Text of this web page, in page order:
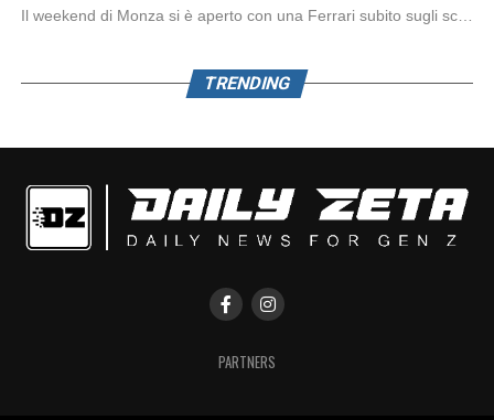
Il weekend di Monza si è aperto con una Ferrari subito sugli scudi. Nella prima […]
TRENDING
PARTNERS